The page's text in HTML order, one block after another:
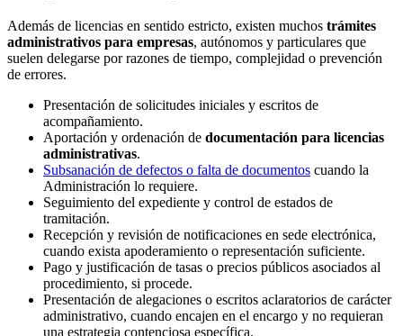
Además de licencias en sentido estricto, existen muchos trámites
administrativos para empresas, autónomos y particulares que
suelen delegarse por razones de tiempo, complejidad o prevención
de errores.
Presentación de solicitudes iniciales y escritos de
acompañamiento.
Aportación y ordenación de documentación para licencias
administrativas.
Subsanación de defectos o falta de documentos cuando la
Administración lo requiere.
Seguimiento del expediente y control de estados de
tramitación.
Recepción y revisión de notificaciones en sede electrónica,
cuando exista apoderamiento o representación suficiente.
Pago y justificación de tasas o precios públicos asociados al
procedimiento, si procede.
Presentación de alegaciones o escritos aclaratorios de carácter
administrativo, cuando encajen en el encargo y no requieran
una estrategia contenciosa específica.